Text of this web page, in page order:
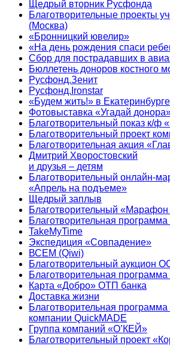
Щедрый вторник Русфонда
Благотворительные проекты
(Москва)
«Бронницкий ювелир»
«На день рождения спаси
Сбор для пострадавших в
Бюллетень доноров костного
Русфонд.Зенит
Русфонд.Ironstar
«Будем жить!» в Екатеринбурге
Фотовыставка «Угадай
Благотворительный показ к/ф
Благотворительный проект
Благотворительная акция
Дмитрий Хворостовский
и друзья – детям
Благотворительный
«Апрель на подъеме»
Щедрый заплыв
Благотворительный
Благотворительная
TakeMyTime
Экспедиция «Совпадение»
ВСЕМ (Qiwi)
Благотворительный аукцион
Благотворительная
Карта «Добро» ОТП банка
Доставка жизни
Благотворительная
компании QuickMADE
Группа компаний «О’КЕЙ»
Благотворительный проект